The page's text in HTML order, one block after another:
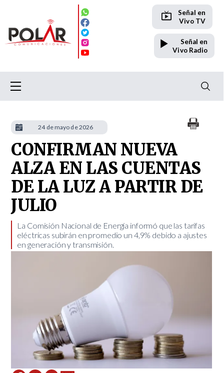
Señal en
Vivo TV
Señal en
Vivo Radio
CONFIRMAN NUEVA
ALZA EN LAS CUENTAS
DE LA LUZ A PARTIR DE
JULIO
​La Comisión Nacional de Energía informó que las tarifas
eléctricas subirán en promedio un 4,9% debido a ajustes
en generación y transmisión.
24 de mayo de 2026